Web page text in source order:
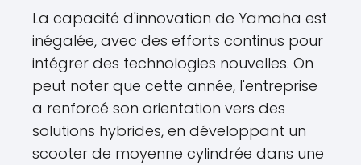
La capacité d'innovation de Yamaha est
inégalée, avec des efforts continus pour
intégrer des technologies nouvelles. On
peut noter que cette année, l'entreprise
a renforcé son orientation vers des
solutions hybrides, en développant un
scooter de moyenne cylindrée dans une